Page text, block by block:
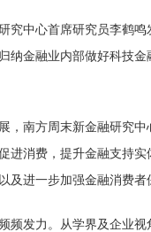
究中心首席研究员李鹤鸣
纳金融业内部做好科技金
，南方周末新金融研究中
进消费，提升金融支持实
及进一步加强金融消费者
频发力。从学界及企业